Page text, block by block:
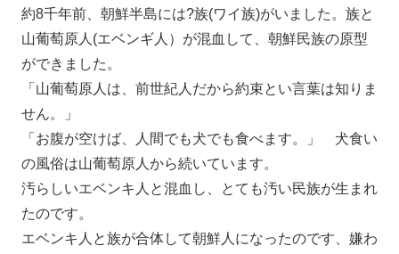
約8千年前、朝鮮半島には?族(ワイ族)がいました。族と
山葡萄原人(エベンギ人）が混血して、朝鮮民族の原型
ができました。
「山葡萄原人は、前世紀人だから約束とい言葉は知りま
せん。」
「お腹が空けば、人間でも犬でも食べます。」 犬食い
の風俗は山葡萄原人から続いています。
汚らしいエベンキ人と混血し、とても汚い民族が生まれ
たのです。
エベンキ人と族が合体して朝鮮人になったのです、嫌わ